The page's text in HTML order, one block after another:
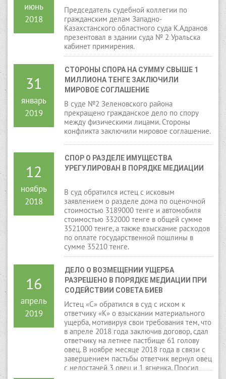
июнь
2018
Председатель судебной коллегии по
гражданским делам Западно-
Казахстанского областного суда К.Адранов
презентовал в здании суда № 2 Уральска
кабинет примирения.
31
январь
2019
СТОРОНЫ СПОРА НА СУММУ СВЫШЕ 1
МИЛЛИОНА ТЕНГЕ ЗАКЛЮЧИЛИ
МИРОВОЕ СОГЛАШЕНИЕ
В суде №2 Зеленовского района
прекращено гражданское дело по спору
между физическими лицами. Стороны
конфликта заключили мировое соглашение.
12
ноябрь
2018
СПОР О РАЗДЕЛЕ ИМУЩЕСТВА
УРЕГУЛИРОВАН В ПОРЯДКЕ МЕДИАЦИИ
В суд обратился истец с исковым
заявлением о разделе дома по оценочной
стоимостью 3189000 тенге и автомобиля
стоимостью 332000 тенге в общей сумме
3521000 тенге, а также взыскание расходов
по оплате государственной пошлины в
сумме 35210 тенге.
16
апрель
2019
ДЕЛО О ВОЗМЕЩЕНИИ УЩЕРБА
РАЗРЕШЕНО В ПОРЯДКЕ МЕДИАЦИИ ПРИ
СОДЕЙСТВИИ СОВЕТА БИЕВ
Истец «С» обратился в суд с иском к
ответчику «К» о взыскании материального
ущерба, мотивируя свои требования тем, что
в апреле 2018 года заключив договор, сдал
ответчику на летнее пастбище 61 голову
овец. В ноябре месяце 2018 года в связи с
завершением пастьбы ответчик вернул овец
с недостачей 3 овец и 1 ягненка. Просил